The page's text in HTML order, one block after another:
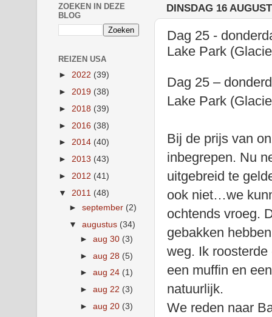
DINSDAG 16
Dag 25 -
Lake Park
Dag 25 –
Lake Park
Bij de prijs van
inbegrepen. Nu
uitgebreid te
ook niet…we
ochtends vroeg.
gebakken
weg. Ik
een muffin en
natuurlijk.
We reden naar
ZOEKEN IN DEZE
BLOG
REIZEN USA
► 2022 (39)
► 2019 (38)
► 2018 (39)
► 2016 (38)
► 2014 (40)
► 2013 (43)
► 2012 (41)
▼ 2011 (48)
►september (2)
▼augustus (34)
► aug 30 (3)
► aug 28 (5)
► aug 24 (1)
► aug 22 (3)
► aug 20 (3)